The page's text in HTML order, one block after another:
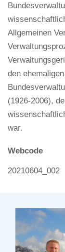
Allgemeinen
den
(1926-2006),
war.
Webcode
20210604_002